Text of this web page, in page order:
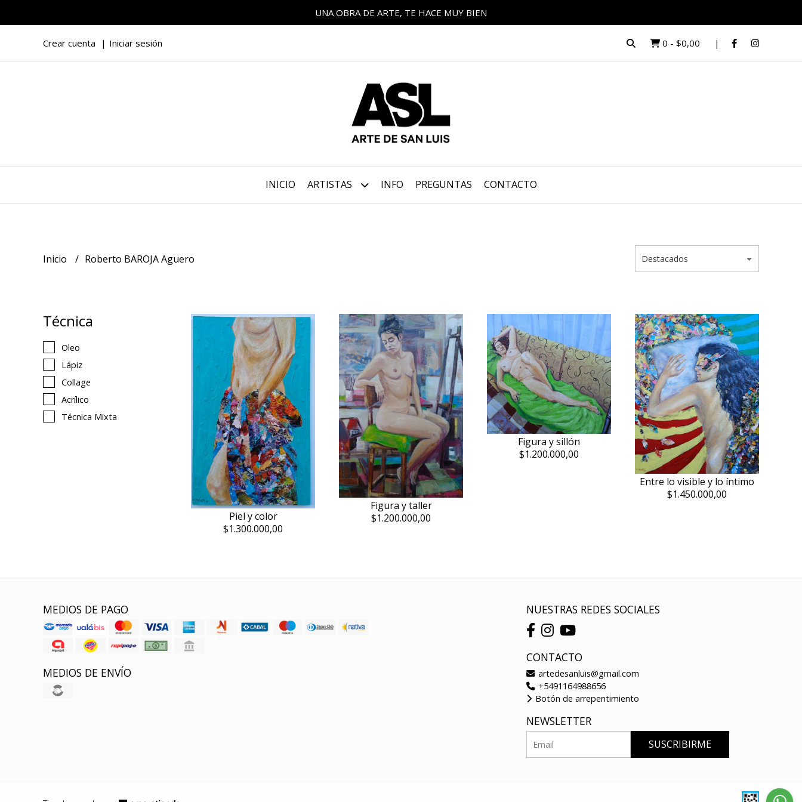
UNA OBRA DE ARTE, TE HACE MUY BIEN
Crear cuenta Iniciar sesión 0 - $0,00
INICIO ARTISTAS INFO PREGUNTAS CONTACTO
Inicio Roberto BAROJA Aguero
Técnica
Oleo
Lápiz
Collage
Acrílico
Técnica Mixta
Piel y color
$1.300.000,00
Figura y taller
$1.200.000,00
Figura y sillón
$1.200.000,00
Entre lo visible y lo íntimo
$1.450.000,00
MEDIOS DE PAGO
MEDIOS DE ENVÍO
NUESTRAS REDES SOCIALES
CONTACTO
artedesanluis@gmail.com
+5491164988656
Botón de arrepentimiento
NEWSLETTER
SUSCRIBIRME